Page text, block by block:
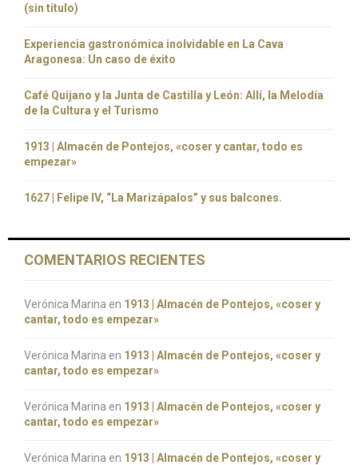
(sin título)
Experiencia gastronómica inolvidable en La Cava
Aragonesa: Un caso de éxito
Café Quijano y la Junta de Castilla y León: Allí, la Melodía
de la Cultura y el Turismo
1913 | Almacén de Pontejos, «coser y cantar, todo es
empezar»
1627 | Felipe IV, “La Marizápalos” y sus balcones.
COMENTARIOS RECIENTES
Verónica Marina en 1913 | Almacén de Pontejos, «coser y
cantar, todo es empezar»
Verónica Marina en 1913 | Almacén de Pontejos, «coser y
cantar, todo es empezar»
Verónica Marina en 1913 | Almacén de Pontejos, «coser y
cantar, todo es empezar»
Verónica Marina en 1913 | Almacén de Pontejos, «coser y